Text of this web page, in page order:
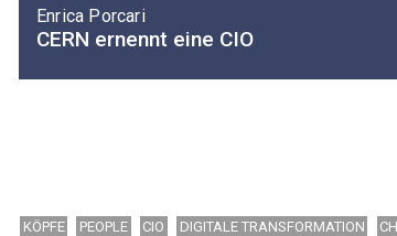
Enrica Porcari
CERN ernennt eine CIO
KÖPFE PEOPLE CIO DIGITALE TRANSFORMATION